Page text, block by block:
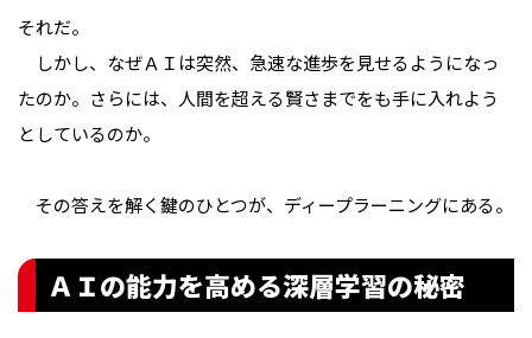
それだ。
しかし、なぜＡＩは突然、急速な進歩を見せるようになっ
たのか。さらには、人間を超える賢さまでをも手に入れよう
としているのか。
その答えを解く鍵のひとつが、ディープラーニングにある。
ＡＩの能力を高める深層学習の秘密